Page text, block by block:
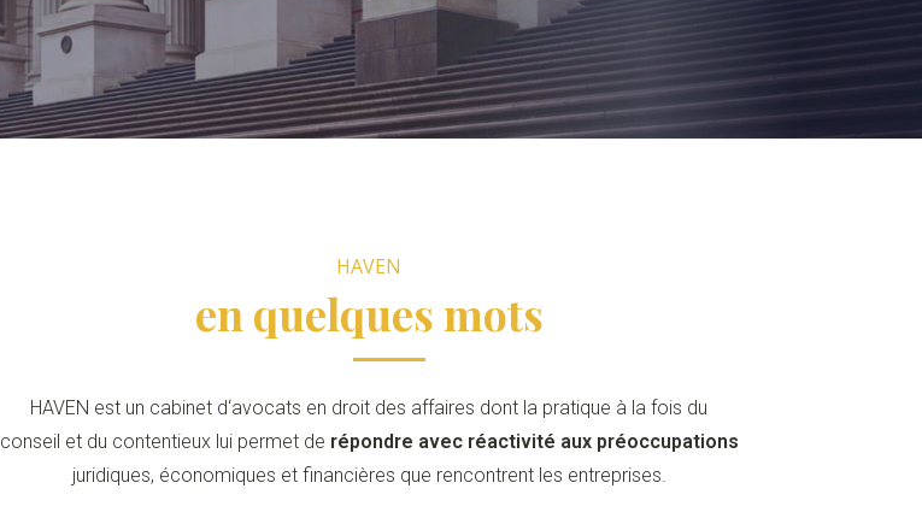
HAVEN
en quelques mots
HAVEN est un cabinet d‘avocats en droit des affaires dont la pratique à la fois du
conseil et du contentieux lui permet de répondre avec réactivité aux préoccupations
juridiques, économiques et financières que rencontrent les entreprises.